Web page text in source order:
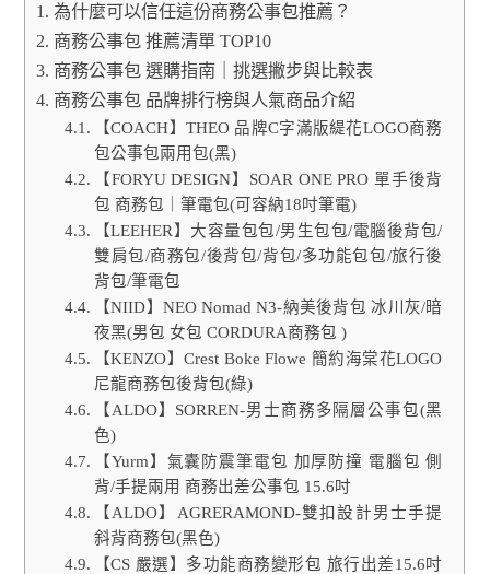
為什麼可以信任這份商務公事包推薦？
商務公事包 推薦清單 TOP10
商務公事包 選購指南｜挑選撇步與比較表
商務公事包 品牌排行榜與人氣商品介紹
【COACH】THEO 品牌C字滿版緹花LOGO商務
包公事包兩用包(黑)
【FORYU DESIGN】SOAR ONE PRO 單手後背
包 商務包｜筆電包(可容納18吋筆電)
【LEEHER】大容量包包/男生包包/電腦後背包/
雙肩包/商務包/後背包/背包/多功能包包/旅行後
背包/筆電包
【NIID】NEO Nomad N3-納美後背包 冰川灰/暗
夜黑(男包 女包 CORDURA商務包 )
【KENZO】Crest Boke Flowe 簡約海棠花LOGO
尼龍商務包後背包(綠)
【ALDO】SORREN-男士商務多隔層公事包(黑
色)
【Yurm】氣囊防震筆電包 加厚防撞 電腦包 側
背/手提兩用 商務出差公事包 15.6吋
【ALDO】AGRERAMOND-雙扣設計男士手提
斜背商務包(黑色)
【CS 嚴選】多功能商務變形包 旅行出差15.6吋